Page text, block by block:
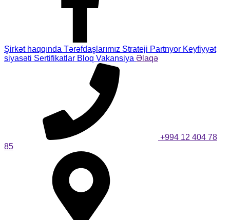
Şirkət haqqında Tərəfdaşlarımız Strateji Partnyor Keyfiyyət
siyasəti Sertifikatlar Bloq Vakansiya Əlaqə
+994 12 404 78
85